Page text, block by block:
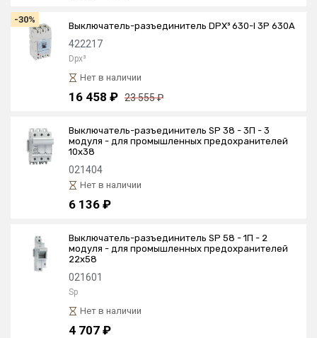
-30%
Выключатель-разъединитель DPX³ 630-I 3P 630A
422217
Dpx³
Нет в наличии
16 458 ₽ 23 555 ₽
Выключатель-разъединитель SP 38 - 3П - 3
модуля - для промышленных предохранителей
10х38
021404
Нет в наличии
6 136 ₽
Выключатель-разъединитель SP 58 - 1П - 2
модуля - для промышленных предохранителей
22х58
021601
Sp
Нет в наличии
4 707 ₽